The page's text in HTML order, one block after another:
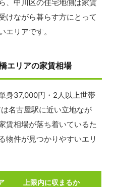
、中川区の住宅地側は家賃
けながら暮らす方にとって
エリアです。
エリアの家賃相場
身37,000円・2人以上世帯
名古屋駅に近い立地なが
賃相場が落ち着いているた
物件が見つかりやすいエリ
上限内に収まるか